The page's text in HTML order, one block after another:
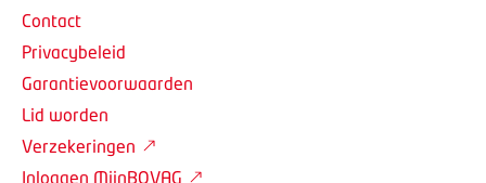
Contact
Privacybeleid
Garantievoorwaarden
Lid worden
Verzekeringen
Inloggen MijnBOVAG